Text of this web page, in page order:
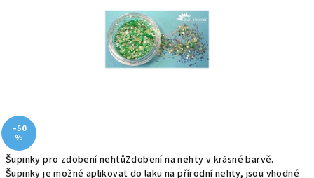
Šupinky pro zdobení nehtůZdobení na nehty v krásné barvě.
Šupinky je možné aplikovat do laku na přírodní nehty, jsou vhodné
–50
%